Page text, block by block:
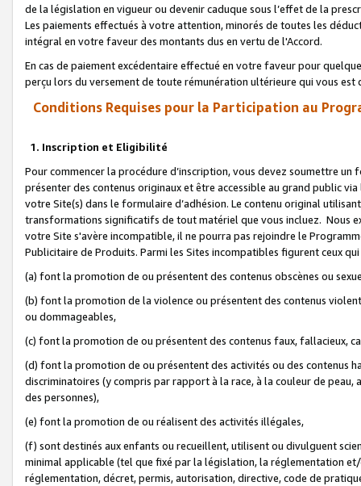
de la législation en vigueur ou devenir caduque sous l’effet de la
Les paiements effectués à votre attention, minorés de toutes les
intégral en votre faveur des montants dus en vertu de l'Accord.
En cas de paiement excédentaire effectué en votre faveur pour
perçu lors du versement de toute rémunération ultérieure qui vous est
Conditions Requises pour la Participation au
1. Inscription et Eligibilité
Pour commencer la procédure d’inscription, vous devez soumettre
présenter des contenus originaux et être accessible au grand public
votre Site(s) dans le formulaire d’adhésion. Le contenu original
transformations significatifs de tout matériel que vous incluez. Nous
votre Site s'avère incompatible, il ne pourra pas rejoindre le
Publicitaire de Produits. Parmi les Sites incompatibles figurent ceux
(a) font la promotion de ou présentent des contenus obscènes ou
(b) font la promotion de la violence ou présentent des contenus
ou dommageables,
(c) font la promotion de ou présentent des contenus faux, fallacieux,
(d) font la promotion de ou présentent des activités ou des contenus
discriminatoires (y compris par rapport à la race, à la couleur de
des personnes),
(e) font la promotion de ou réalisent des activités illégales,
(f) sont destinés aux enfants ou recueillent, utilisent ou divulguent
minimal applicable (tel que fixé par la législation, la réglementation
réglementation, décret, permis, autorisation, directive, code de